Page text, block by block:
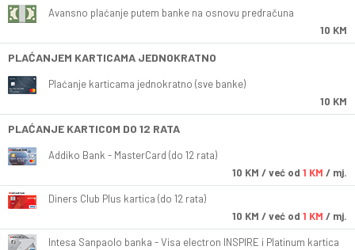
Avansno plaćanje putem banke na osnovu predračuna
10 KM
PLAĆANJEM KARTICAMA JEDNOKRATNO
Plaćanje karticama jednokratno (sve banke)
10 KM
PLAĆANJE KARTICOM DO 12 RATA
Addiko Bank - MasterCard (do 12 rata)
10 KM / već od 1 KM / mj.
Diners Club Plus kartica (do 12 rata)
10 KM / već od 1 KM / mj.
Intesa Sanpaolo banka - Visa electron INSPIRE i Platinum kartica